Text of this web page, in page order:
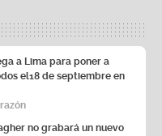
a Lima para poner a
el18 de septiembre en
no grabará un nuevo